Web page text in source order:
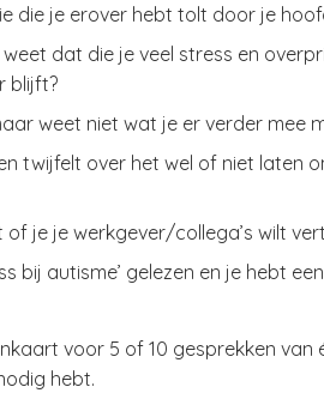
die je erover hebt tolt door je
dat die je veel stress en
blijft?
weet niet wat je er verder mee
twijfelt over het wel of niet laten
je je werkgever/collega’s wilt
bij autisme’ gelezen en je hebt
voor 5 of 10 gesprekken van
hebt.